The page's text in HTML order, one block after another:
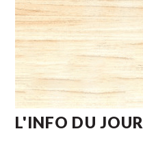
L'INFO DU JOUR